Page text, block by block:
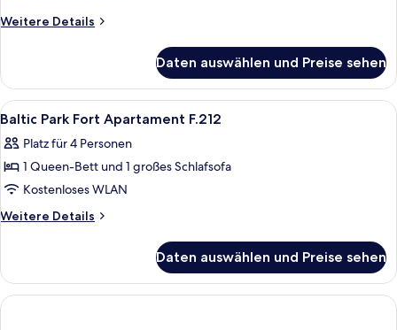
Fort
anzeigen
Weitere Details
Weitere
Park
Fort
Apartament
Daten auswählen und Preise sehen
Alle
Fotos
für
Baltic
Park
Fort
anzeigen
Ein modernes Hotelzimmer mit
4
Baltic Park Fort Apartament F.212
Platz für 4 Personen
1 Queen-Bett und 1 großes Schlafsofa
Kostenloses WLAN
Weitere Details
Weitere
Park
Fort
Apartament
Daten auswählen und Preise sehen